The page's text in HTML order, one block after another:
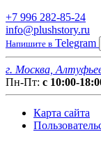
+7 996 282-85-24
info@plushstory.ru
Напишите в Telegram
г. Москва,
Пн-Пт: с 10:00-
Карта сайта